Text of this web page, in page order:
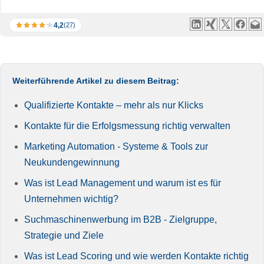
4,2(27)
Weiterführende Artikel zu diesem Beitrag:
Qualifizierte Kontakte – mehr als nur Klicks
Kontakte für die Erfolgsmessung richtig verwalten
Marketing Automation - Systeme & Tools zur
Neukundengewinnung
Was ist Lead Management und warum ist es für
Unternehmen wichtig?
Suchmaschinenwerbung im B2B - Zielgruppe,
Strategie und Ziele
Was ist Lead Scoring und wie werden Kontakte richtig